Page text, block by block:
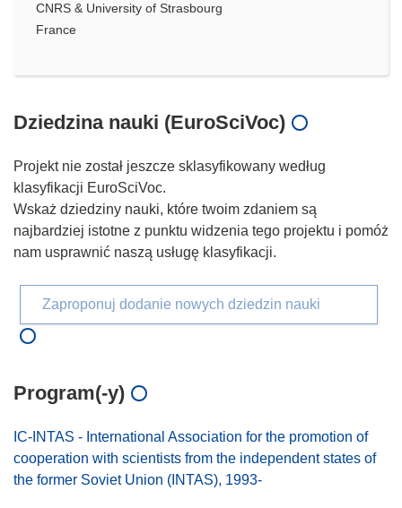
CNRS & University of Strasbourg
France
Dziedzina nauki (EuroSciVoc)
Projekt nie został jeszcze sklasyfikowany według
klasyfikacji EuroSciVoc.
Wskaż dziedziny nauki, które twoim zdaniem są
najbardziej istotne z punktu widzenia tego projektu i pomóż
nam usprawnić naszą usługę klasyfikacji.
Zaproponuj dodanie nowych dziedzin nauki
Program(-y)
IC-INTAS - International Association for the promotion of
cooperation with scientists from the independent states of
the former Soviet Union (INTAS), 1993-